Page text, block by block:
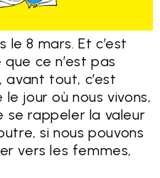
le 8 mars. Et c’est
ce n’est pas
avant tout, c’est
le jour où nous vivons,
se rappeler la valeur
si nous pouvons
vers les femmes,